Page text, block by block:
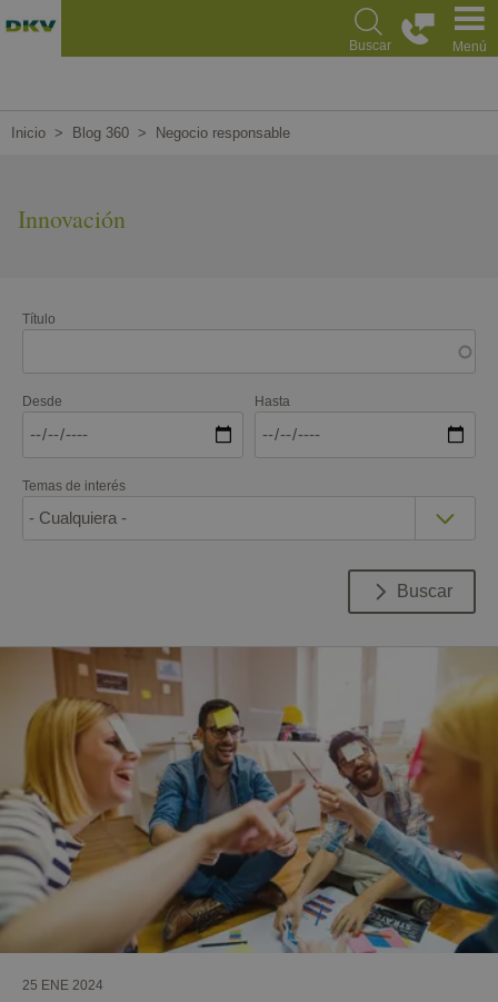
Buscar Menú
Inicio Blog 360 Negocio responsable
Innovación
Título
Desde Hasta
Temas de interés
Buscar
25 ENE 2024